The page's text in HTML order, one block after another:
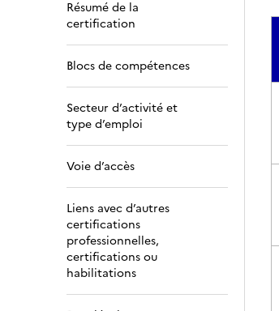
Résumé de la
certification
Blocs de compétences
Secteur d’activité et
type d’emploi
Voie d’accès
Liens avec d’autres
certifications
professionnelles,
certifications ou
habilitations